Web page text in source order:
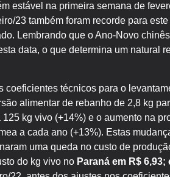
estável na primeira semana de
23 também foram recorde para
Lembrando que o Ano-Novo
data, o que determina um natural
coeficientes técnicos para o
alimentar de rebanho de 2,8 kg
kg vivo (+14%) e o aumento na
a cada ano (+13%). Estas
uma queda no custo de
do kg vivo no Paraná em R$